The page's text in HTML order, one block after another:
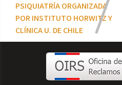
PSIQUIATRÍA ORGANIZADA
POR INSTITUTO HORWITZ Y
CLÍNICA U. DE CHILE